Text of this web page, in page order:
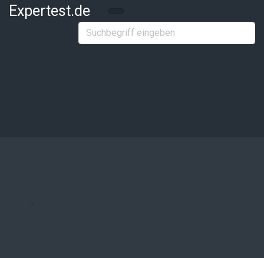
Zum Hauptinhalt springen
Expertest.de